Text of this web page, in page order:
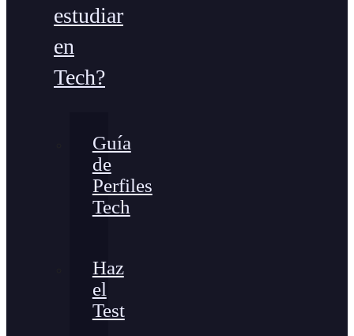
estudiar
en
Tech?
Guía
de
Perfiles
Tech
Haz
el
Test